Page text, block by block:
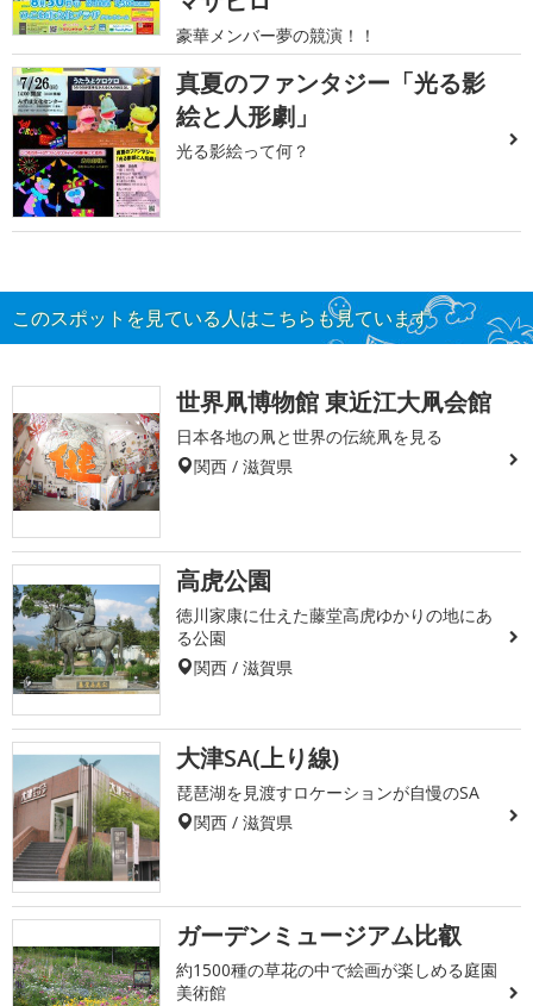
豪華メンバー夢の競演！！
真夏のファンタジー「光る影
絵と人形劇」
光る影絵って何？
このスポットを見ている人はこちらも見ています
世界凧博物館 東近江大凧会館
日本各地の凧と世界の伝統凧を見る
関西 / 滋賀県
高虎公園
徳川家康に仕えた藤堂高虎ゆかりの地にあ
る公園
関西 / 滋賀県
大津SA(上り線)
琵琶湖を見渡すロケーションが自慢のSA
関西 / 滋賀県
ガーデンミュージアム比叡
約1500種の草花の中で絵画が楽しめる庭園
美術館